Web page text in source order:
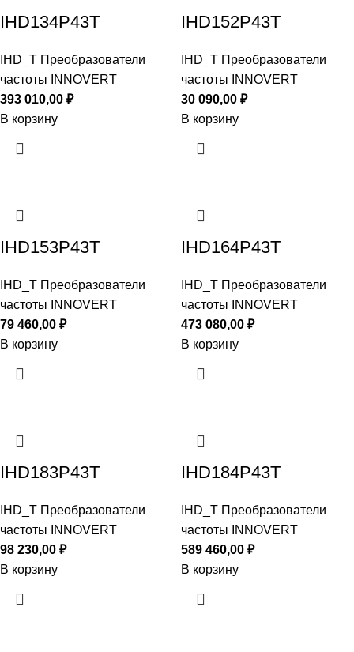
IHD134P43T
IHD_T Преобразователи
частоты INNOVERT
393 010,00 ₽
В корзину
IHD152P43T
IHD_T Преобразователи
частоты INNOVERT
30 090,00 ₽
В корзину
IHD153P43T
IHD_T Преобразователи
частоты INNOVERT
79 460,00 ₽
В корзину
IHD164P43T
IHD_T Преобразователи
частоты INNOVERT
473 080,00 ₽
В корзину
IHD183P43T
IHD_T Преобразователи
частоты INNOVERT
98 230,00 ₽
В корзину
IHD184P43T
IHD_T Преобразователи
частоты INNOVERT
589 460,00 ₽
В корзину